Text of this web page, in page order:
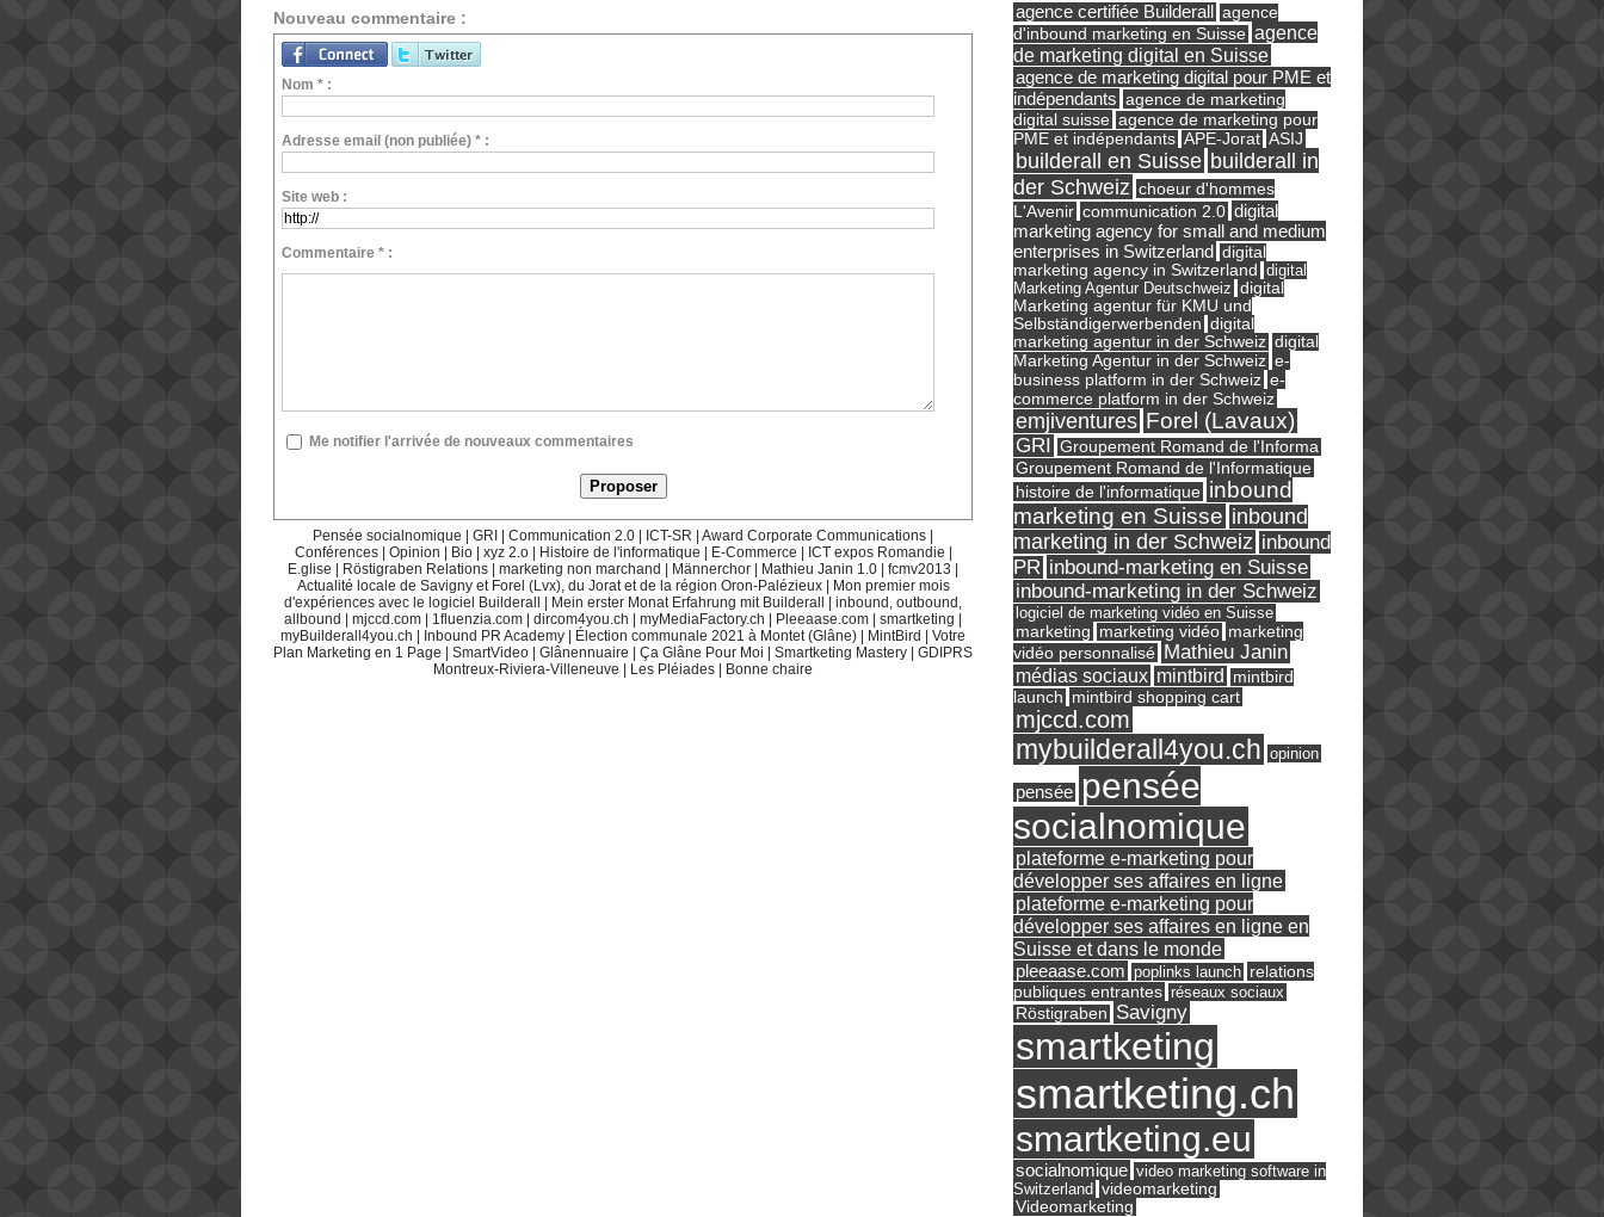
Nouveau commentaire :
Nom * :
Adresse email (non publiée) * :
Site web :
Commentaire * :
Me notifier l'arrivée de nouveaux commentaires
Pensée socialnomique GRI Communication 2.0 ICT-SR Award Corporate Communications
Conférences
Opinion Bio xyz 2.o Histoire de l'informatique E-Commerce ICT expos Romandie
E.glise
Röstigraben Relations marketing non marchand Männerchor Mathieu Janin 1.0 fcmv2013
Actualité locale de Savigny et Forel (Lvx), du Jorat et de la région Oron-Palézieux
Mon premier mois
d'expériences avec le logiciel Builderall
Mein erster Monat Erfahrung mit Builderall
inbound, outbound,
allbound
mjccd.com 1fluenzia.com dircom4you.ch myMediaFactory.ch Pleeaase.com smartketing
myBuilderall4you.ch
Inbound PR Academy Élection communale 2021 à Montet (Glâne) MintBird
Votre
Plan Marketing en 1 Page
SmartVideo Glânennuaire Ça Glâne Pour Moi Smartketing Mastery
GDIPRS
Montreux-Riviera-Villeneuve
Les Pléiades Bonne chaire
agence certifiée Builderall
agence
d'inbound marketing en Suisse agence
de marketing digital en Suisse
agence de marketing digital pour PME et
indépendants agence de marketing
digital suisse agence de marketing pour
PME et indépendants APE-Jorat ASIJ
builderall en Suisse builderall in
der Schweiz choeur d'hommes
L'Avenir communication 2.0 digital
marketing agency for small and medium
enterprises in Switzerland digital
marketing agency in Switzerland digital
Marketing Agentur Deutschweiz digital
Marketing agentur für KMU und
Selbständigerwerbenden digital
marketing agentur in der Schweiz digital
Marketing Agentur in der Schweiz e-
business platform in der Schweiz e-
commerce platform in der Schweiz
emjiventures Forel (Lavaux)
GRI Groupement Romand de l'Informa
Groupement Romand de l'Informatique
histoire de l'informatique inbound
marketing en Suisse inbound
marketing in der Schweiz inbound
PR inbound-marketing en Suisse
inbound-marketing in der Schweiz
logiciel de marketing vidéo en Suisse
marketing marketing vidéo marketing
vidéo personnalisé Mathieu Janin
médias sociaux mintbird
mintbird
launch mintbird shopping cart
mjccd.com
mybuilderall4you.ch opinion
pensée pensée
socialnomique
plateforme e-marketing pour
développer ses affaires en ligne
plateforme e-marketing pour
développer ses affaires en ligne en
Suisse et dans le monde
pleeaase.com poplinks launch relations
publiques entrantes réseaux sociaux
Röstigraben Savigny
smartketing
smartketing.ch
smartketing.eu
socialnomique video marketing software in
Switzerland videomarketing
Videomarketing